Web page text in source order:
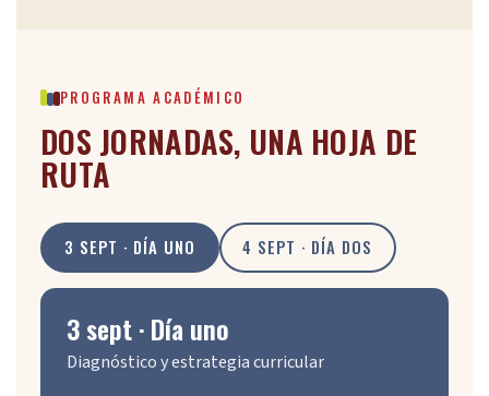
PROGRAMA ACADÉMICO
DOS JORNADAS, UNA HOJA DE
RUTA
3 SEPT · DÍA UNO 4 SEPT · DÍA DOS
3 sept · Día uno
Diagnóstico y estrategia curricular